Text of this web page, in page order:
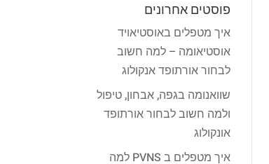
פוסטים אחרונים
איך מטפלים באוסטיאויד
אוסטיאומה – למה חשוב
לבחור אורתופד אנקולוג
שוואנומה בגפה, אבחון, טיפול
ולמה חשוב לבחור אורתופד
אונקולוג
איך מטפלים ב PVNS למה